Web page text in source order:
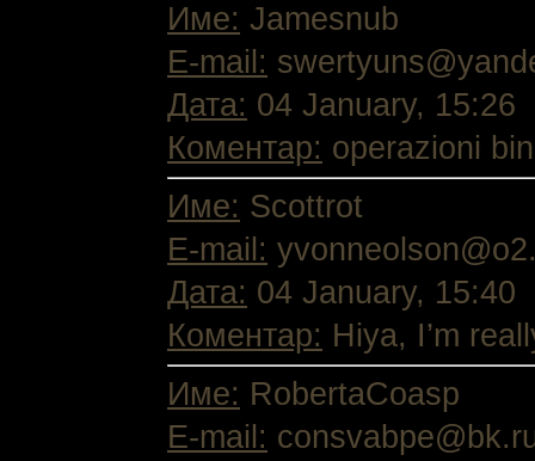
Име: Jamesnub
E-mail:
Дата: 04 January, 15:26
Коментар: operazioni
Име: Scottrot
E-mail:
Дата: 04 January, 15:40
Коментар: Hiya, I’m
Име: RobertaCoasp
E-mail: